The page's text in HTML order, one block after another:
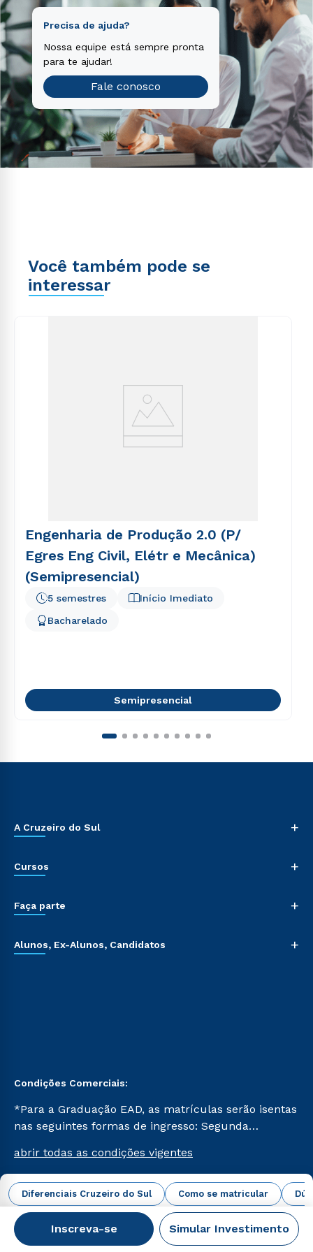
Diferenciais Cruzeiro do Sul Como se matricular
Inscreva-se Simular Investimento
Precisa de ajuda?
Nossa equipe está sempre pronta
para te ajudar!
Fale conosco
Você também pode se
interessar
Engenharia de Produção 2.0 (P/
Egres Eng Civil, Elétr e Mecânica)
(Semipresencial)
Início Imediato
5 semestres
Bacharelado
Semipresencial
A Cruzeiro do Sul +
Cursos +
Faça parte +
Alunos, Ex-Alunos, Candidatos +
Condições Comerciais:
*Para a Graduação EAD, as matrículas serão isentas
nas seguintes formas de ingresso: Segunda
Já para as demais, a taxa de matrícula será de R$
49. *Para a Pós-graduação EAD, as ofertas
mencionadas são referentes aos cursos: Ensino
Religioso, Geografia para a Docência e Metodologia
do Ensino de História: Questões Atuais.
abrir todas as condições vigentes
Campus Virtual Cruzeiro do Sul Educacional © 2026 -
Todos os direitos reservados.
CNPJ: 62.984.091/0001-02